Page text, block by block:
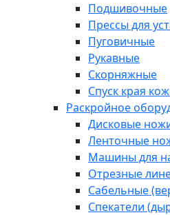
Подшивочные
Прессы для
Пуговичные
Рукавные
Скорняжные
Спуск края
Раскройное
Дисковые
Ленточные
Машины для
Отрезные
Сабельные
Спекатели